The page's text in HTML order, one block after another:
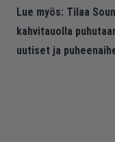
Lue myös: Tilaa
kahvitauolla
uutiset ja